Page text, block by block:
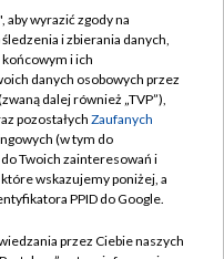
TVP
wyrazić zgody na
i zbierania danych,
i ich
danych osobowych przez
dalej również „TVP”),
pozostałych Zaufanych
(w tym do
Twoich zainteresowań i
wskazujemy poniżej, a
PPID do Google.
przez Ciebie naszych